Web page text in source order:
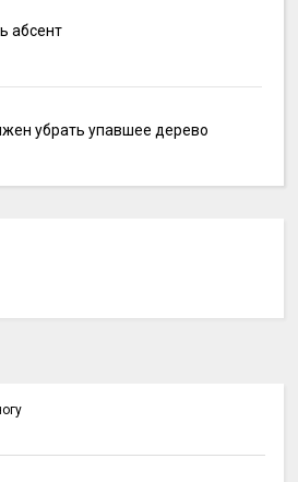
абсент
убрать упавшее дерево